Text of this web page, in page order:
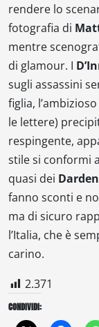
rendere lo
fotografia di
mentre
di glamour. I
sugli assassini
figlia,
le lettere)
respingente,
stile si conformi
quasi dei
fanno sconti e
ma di sicuro
l’Italia, che è
carino.
2.371
CONDIVIDI: